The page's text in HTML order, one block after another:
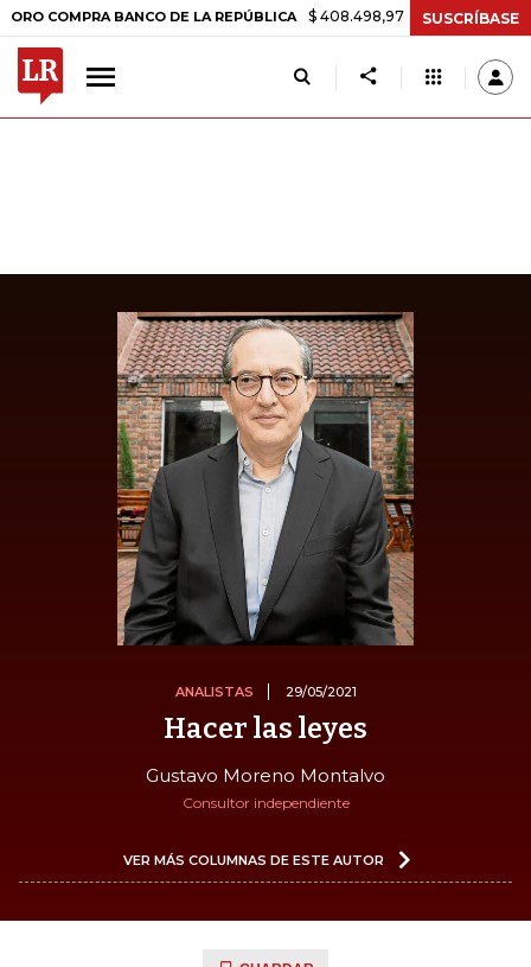
BANCO DE LA REPÚBLICA $ 408.498,97 +$ 8.753,81 +2,19%
SUSCRÍBASE
ANALISTAS 29/05/2021
Hacer las leyes
Gustavo Moreno Montalvo
Consultor independiente
VER MÁS COLUMNAS DE ESTE AUTOR